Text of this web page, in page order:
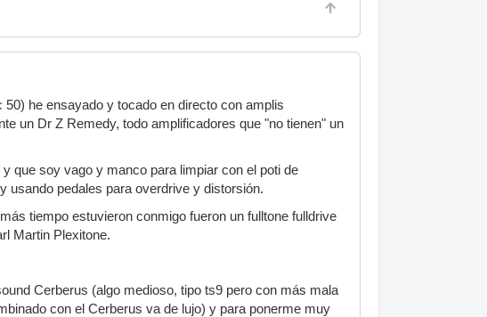
he ensayado y tocado en directo con amplis
un Dr Z Remedy, todo amplificadores que "no tienen" un
que soy vago y manco para limpiar con el poti de
usando pedales para overdrive y distorsión.
tiempo estuvieron conmigo fueron un fulltone fulldrive
Martin Plexitone.
Cerberus (algo medioso, tipo ts9 pero con más mala
con el Cerberus va de lujo) y para ponerme muy